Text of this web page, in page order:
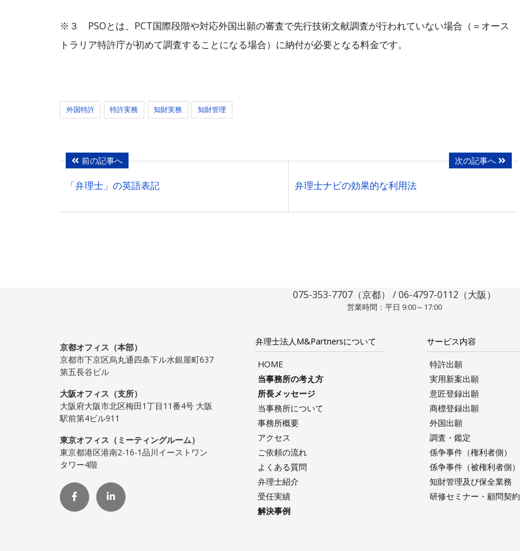
※３ PSOとは、PCT国際段階や対応外国出願の審査で先行技術文献調査が行われていない場合（＝オース
トラリア特許庁が初めて調査することになる場合）に納付が必要となる料金です。
外国特許 特許実務 知財実務 知財管理
前の記事へ
「弁理士」の英語表記
次の記事へ
弁理士ナビの効果的な利用法
075-353-7707（京都） / 06-4797-0112（大阪）
営業時間：平日 9:00～17:00
京都オフィス（本部）
京都市下京区烏丸通四条下ル水銀屋町637
第五長谷ビル
大阪オフィス（支所）
大阪府大阪市北区梅田1丁目11番4号 大阪
駅前第4ビル911
東京オフィス（ミーティングルーム）
東京都港区港南2-16-1品川イーストワン
タワー4階
弁理士法人M&Partnersについて
HOME
当事務所の考え方
所長メッセージ
当事務所について
事務所概要
アクセス
ご依頼の流れ
よくある質問
弁理士紹介
受任実績
解決事例
サービス内容
特許出願
実用新案出願
意匠登録出願
商標登録出願
外国出願
調査・鑑定
係争事件（権利者側）
係争事件（被権利者側）
知財管理及び保全業務
研修セミナー・顧問契約